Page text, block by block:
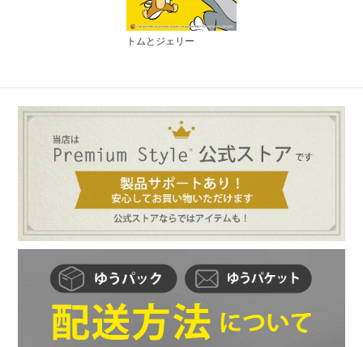
トムとジェリー